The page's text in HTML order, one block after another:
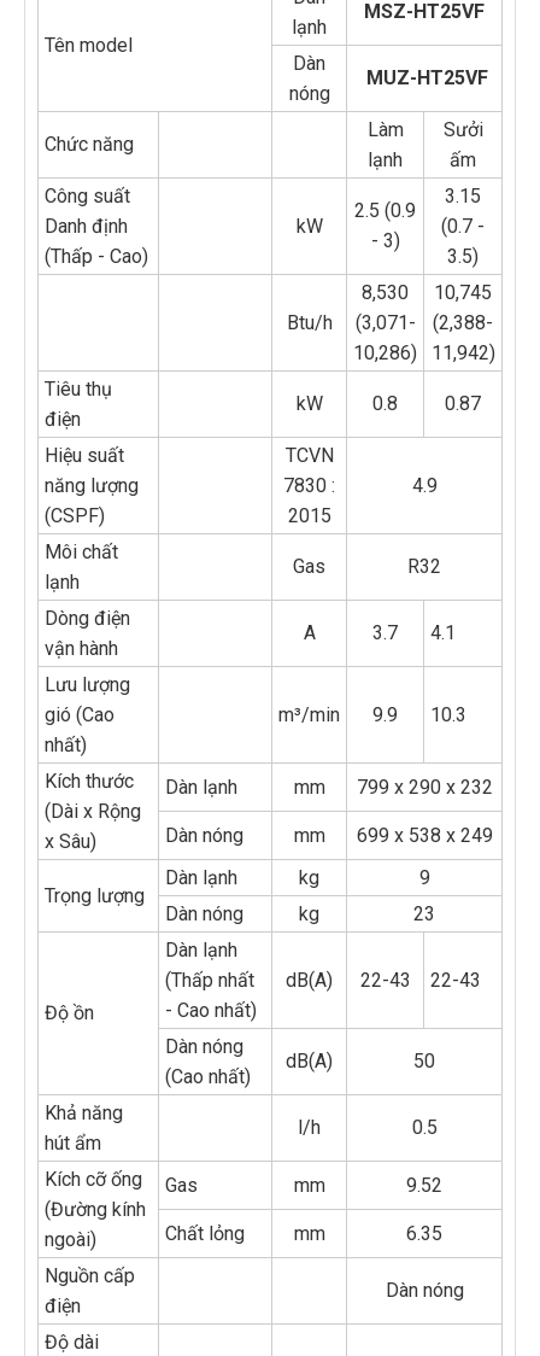
Tên model
lạnh
MSZ-HT25VF
Dàn
nóng
MUZ-HT25VF
Chức năng
Làm
lạnh
Sưởi
ấm
Công suất
Danh định
(Thấp - Cao)
kW
2.5 (0.9
- 3)
3.15
(0.7 -
3.5)
Btu/h
8,530
(3,071-
10,286)
10,745
(2,388-
11,942)
Tiêu thụ
điện
kW 0.8 0.87
Hiệu suất
năng lượng
(CSPF)
TCVN
7830 :
2015
4.9
Môi chất
lạnh
Gas R32
Dòng điện
vận hành
A 3.7 4.1
Lưu lượng
gió (Cao
nhất)
m³/min 9.9 10.3
Kích thước
(Dài x Rộng
x Sâu)
Dàn lạnh mm 799 x 290 x 232
Dàn nóng mm 699 x 538 x 249
Trọng lượng
Dàn lạnh kg
9
Dàn nóng
kg 23
Độ ồn
Dàn lạnh
(Thấp nhất
- Cao nhất)
dB(A) 22-43 22-43
Dàn nóng
(Cao nhất)
dB(A) 50
Khả năng
hút ẩm
l/h 0.5
Kích cỡ ống
(Đường kính
ngoài)
Gas mm 9.52
Chất lỏng mm
6.35
Nguồn cấp
điện
Dàn nóng
Độ dài